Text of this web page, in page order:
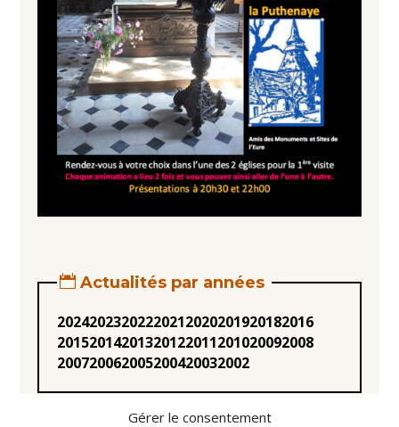
Gérer le consentement
Actualités par années
20242023202220212020201920182016
20152014201320122011201020092008
200720062005200420032002